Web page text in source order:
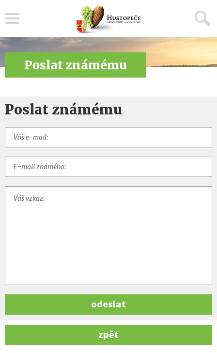
Poslat známému
Poslat známému
odeslat
zpět